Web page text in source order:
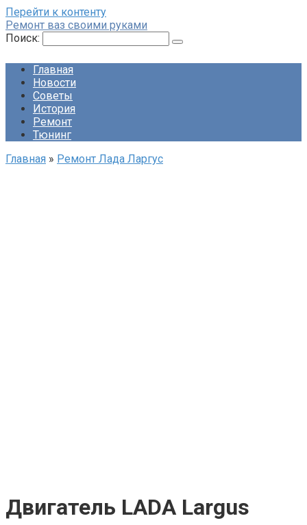
Перейти к контенту
Ремонт ваз своими руками
Поиск:
Главная
Новости
Советы
История
Ремонт
Тюнинг
Главная » Ремонт Лада Ларгус
Двигатель LADA Largus